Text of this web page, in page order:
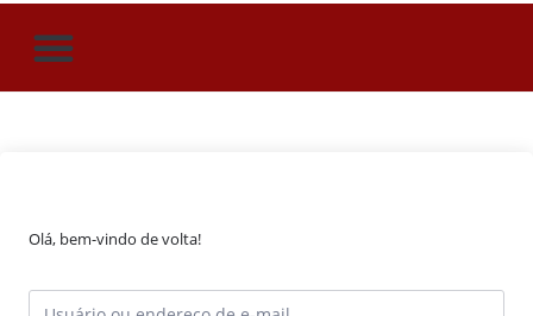
Olá, bem-vindo de volta!